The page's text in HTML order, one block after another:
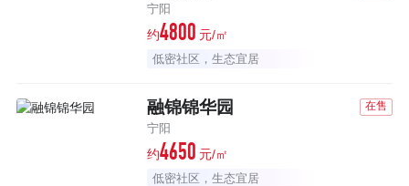
宁阳
约4800 元/㎡
低密社区，生态宜居
融锦锦华园 在售
宁阳
约4650 元/㎡
低密社区，生态宜居